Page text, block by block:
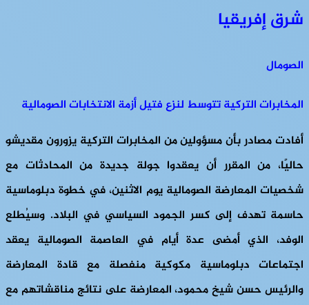
شرق إفريقيا
الصومال
المخابرات التركية تتوسط لنزع فتيل أزمة الانتخابات الصومالية
أفادت مصادر بأن مسؤولين من المخابرات التركية يزورون مقديشو
حاليًا، من المقرر أن يعقدوا جولة جديدة من المحادثات مع
شخصيات المعارضة الصومالية يوم الاثنين، في خطوة دبلوماسية
حاسمة تهدف إلى كسر الجمود السياسي في البلاد. وسيُطلع
الوفد، الذي أمضى عدة أيام في العاصمة الصومالية يعقد
اجتماعات دبلوماسية مكوكية منفصلة مع قادة المعارضة
والرئيس حسن شيخ محمود، المعارضة على نتائج مناقشاتهم مع